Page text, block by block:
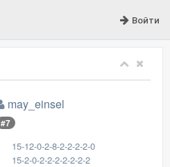
Войти
may_einsel
#7
15-12-0-2-8-2-2-2-2-0
15-2-0-2-2-2-2-2-2-2